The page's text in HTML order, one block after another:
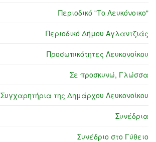
Περιοδικό "Το Λευκόνοικο"
Περιοδικό Δήμου Αγλαντζιάς
Προσωπικότητες Λευκονοίκου
Σε προσκυνώ, Γλώσσα
Συγχαρητήρια της Δημάρχου Λευκονοίκου
Συνέδρια
Συνέδριο στο Γύθειο